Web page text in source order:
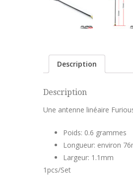
Description
Description
Une antenne linéaire
Poids: 0.6 grammes
Longueur: environ
Largeur: 1.1mm
1pcs/Set